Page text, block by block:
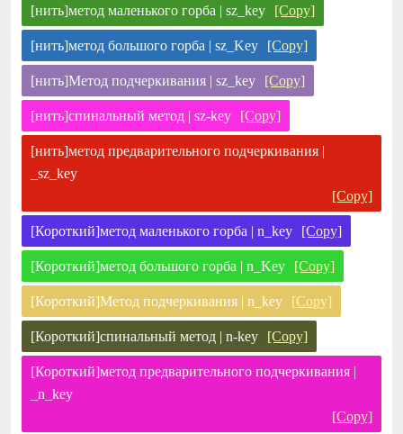
[нить]метод маленького горба | sz_key [Copy]
[нить]метод большого горба | sz_Key [Copy]
[нить]Метод подчеркивания | sz_key [Copy]
[нить]спинальный метод | sz-key [Copy]
[нить]метод предварительного подчеркивания |
_sz_key
[Copy]
[Короткий]метод маленького горба | n_key [Copy]
[Короткий]метод большого горба | n_Key [Copy]
[Короткий]Метод подчеркивания | n_key [Copy]
[Короткий]спинальный метод | n-key [Copy]
[Короткий]метод предварительного подчеркивания |
_n_key
[Copy]